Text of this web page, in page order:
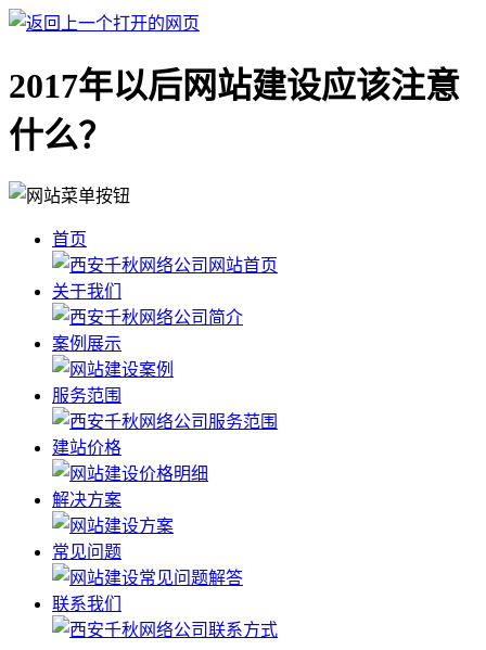
2017年以后网站建设应该注意
什么？
首页
关于我们
案例展示
服务范围
建站价格
解决方案
常见问题
联系我们